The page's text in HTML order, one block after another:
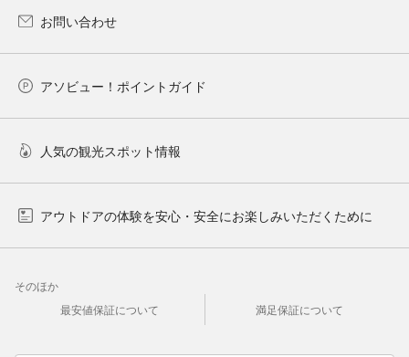
お問い合わせ
アソビュー！ポイントガイド
人気の観光スポット情報
アウトドアの体験を安心・安全にお楽しみいただくために
そのほか
最安値保証について
満足保証について